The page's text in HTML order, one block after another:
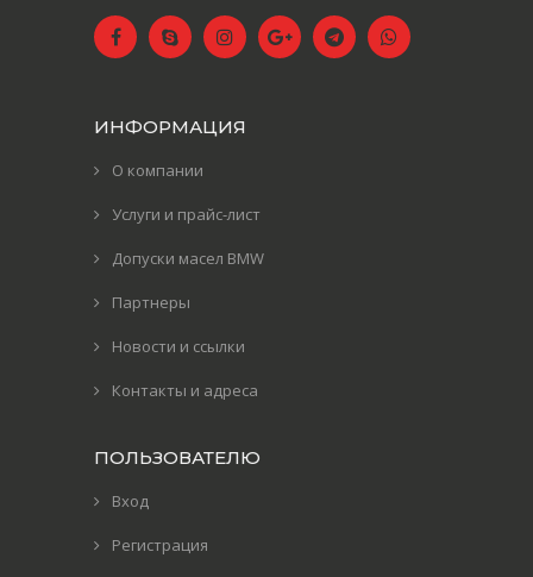
ИНФОРМАЦИЯ
О компании
Услуги и прайс-лист
Допуски масел BMW
Партнеры
Новости и ссылки
Контакты и адреса
ПОЛЬЗОВАТЕЛЮ
Вход
Регистрация